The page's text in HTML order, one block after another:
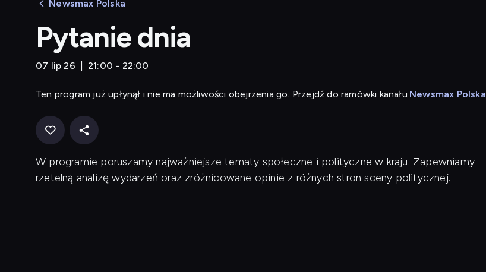
Newsmax Polska
Pytanie dnia
07 lip 26 21:00 - 22:00
Ten program już upłynął i nie ma możliwości obejrzenia go. Przejdź do ramówki kanału Newsmax Polska
W programie poruszamy najważniejsze tematy społeczne i polityczne w kraju. Zapewniamy
rzetelną analizę wydarzeń oraz zróżnicowane opinie z różnych stron sceny politycznej.